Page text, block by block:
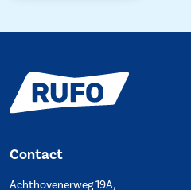
Contact
Achthovenerweg 19A,